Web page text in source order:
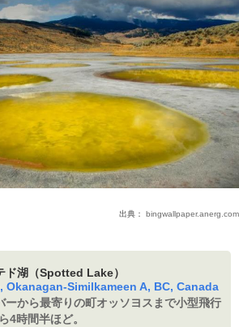
出典： bingwallpaper.anerg.com
ド湖（Spotted Lake）
Okanagan-Similkameen A, BC, Canada
ーから最寄りの町オッソヨスまで小型飛行
4時間半ほど。